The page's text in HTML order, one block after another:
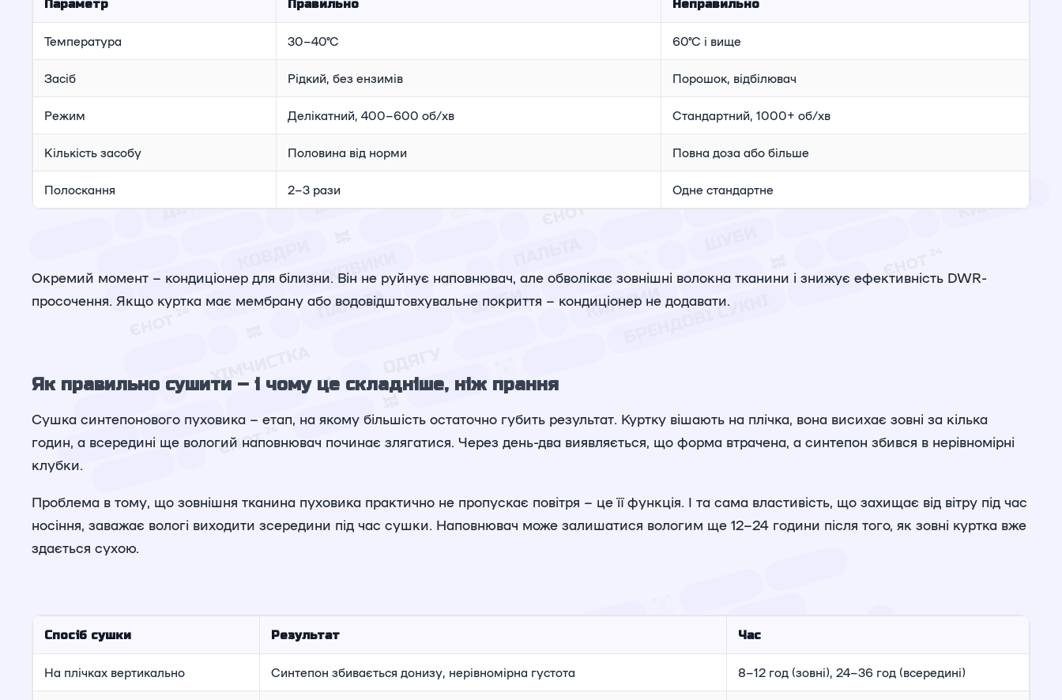
Параметр Правильно Неправильно
Температура 30–40°C 60°C і вище
Засіб Рідкий, без ензимів Порошок, відбілювач
Режим Делікатний, 400–600 об/хв Стандартний, 1000+ об/хв
Кількість засобу Половина від норми Повна доза або більше
Полоскання 2–3 рази Одне стандартне
Окремий момент – кондиціонер для білизни. Він не руйнує наповнювач, але обволікає зовнішні волокна тканини і знижує ефективність DWR-
просочення. Якщо куртка має мембрану або водовідштовхувальне покриття – кондиціонер не додавати.
Як правильно сушити – і чому це складніше, ніж прання
Сушка синтепонового пуховика – етап, на якому більшість остаточно губить результат. Куртку вішають на плічка, вона висихає зовні за кілька
годин, а всередині ще вологий наповнювач починає злягатися. Через день-два виявляється, що форма втрачена, а синтепон збився в нерівномірні
клубки.
Проблема в тому, що зовнішня тканина пуховика практично не пропускає повітря – це її функція. І та сама властивість, що захищає від вітру під час
носіння, заважає вологі виходити зсередини під час сушки. Наповнювач може залишатися вологим ще 12–24 години після того, як зовні куртка вже
здається сухою.
Спосіб сушки Результат Час
На плічках вертикально Синтепон збивається донизу, нерівномірна густота 8–12 год (зовні), 24–36 год (всередині)